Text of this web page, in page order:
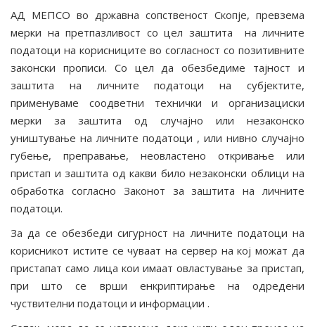
АД МЕПСО во државна сопственост Скопје, превзема
мерки на претпазливост со цел заштита на личните
податоци на корисниците во согласност со позитивните
законски прописи. Со цел да обезбедиме тајност и
заштита на личните податоци на субјектите,
применуваме соодветни технички и организациски
мерки за заштита од случајно или незаконско
уништување на личните податоци , или нивно случајно
губење, преправање, неовластено откривање или
пристап и заштита од какви било незаконски облици на
обработка согласно Законот за заштита на личните
податоци.
За да се обезбеди сигурност на личните податоци на
корисникот истите се чуваат на сервер на кој можат да
пристапат само лица кои имаат овластување за пристап,
при што се врши енкриптирање на одредени
чуствителни податоци и информации .